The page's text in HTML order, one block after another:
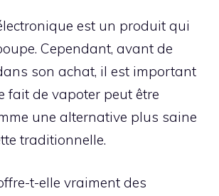
est un produit qui
Cependant, avant de
son achat, il est important
fait de vapoter peut être
une alternative plus saine
traditionnelle.
t-elle vraiment des